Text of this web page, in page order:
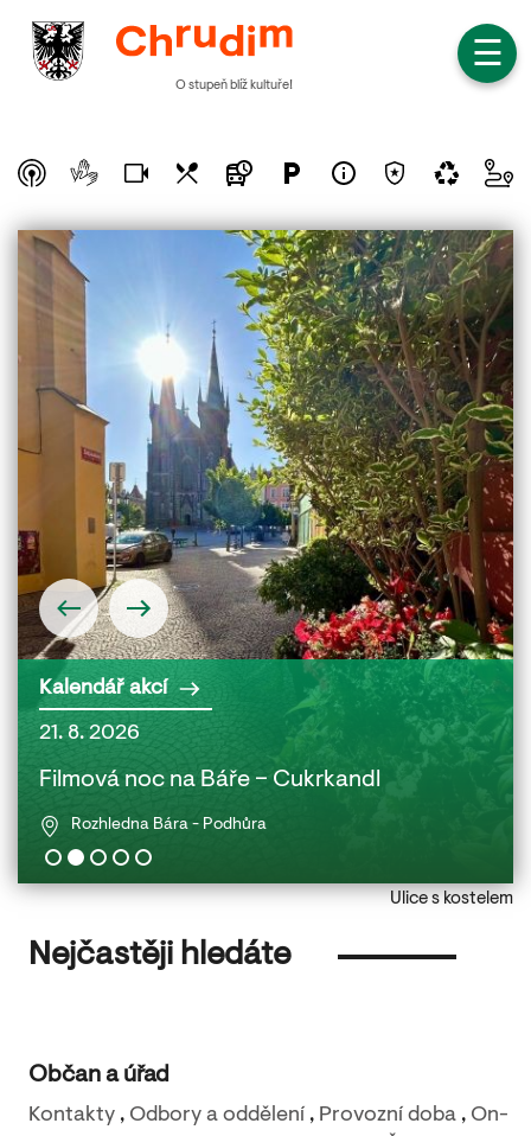
☰
O stupeň blíž kultuře!
Kalendář akcí
21. 8. 2026
Filmová noc na Báře – Cukrkandl
Rozhledna Bára - Podhůra
22.
Ulice s kostelem
Nejčastěji hledáte
Občan a úřad
Kontakty , Odbory a oddělení , Provozní doba , On-